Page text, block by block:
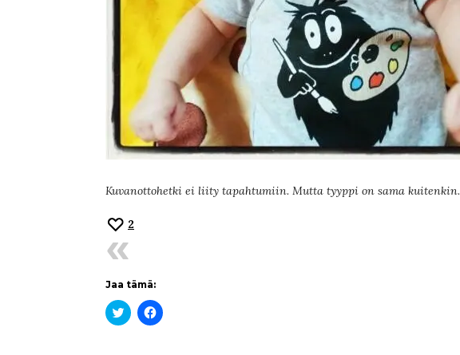
Kuvanottohetki ei liity tapahtumiin. Mutta tyyppi on sama kuitenkin.
2
Jaa tämä:
Jaa
Twitterissä(Avautuu
Jaa
Facebookissa(Avautuu